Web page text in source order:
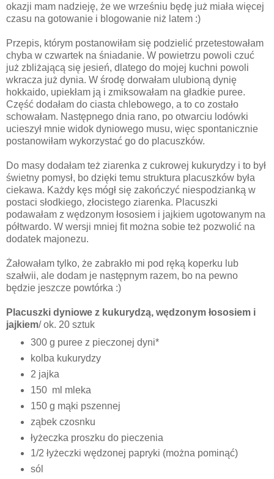
okazji mam nadzieję, że we wrześniu będę już miała więcej
czasu na gotowanie i blogowanie niż latem :)
Przepis, którym postanowiłam się podzielić przetestowałam
chyba w czwartek na śniadanie. W powietrzu powoli czuć
już zbliżającą się jesień, dlatego do mojej kuchni powoli
wkracza już dynia. W środę dorwałam ulubioną dynię
hokkaido, upiekłam ją i zmiksowałam na gładkie puree.
Część dodałam do ciasta chlebowego, a to co zostało
schowałam. Następnego dnia rano, po otwarciu lodówki
ucieszył mnie widok dyniowego musu, więc spontanicznie
postanowiłam wykorzystać go do placuszków.
Do masy dodałam też ziarenka z cukrowej kukurydzy i to był
świetny pomysł, bo dzięki temu struktura placuszków była
ciekawa. Każdy kęs mógł się zakończyć niespodzianką w
postaci słodkiego, złocistego ziarenka. Placuszki
podawałam z wędzonym łososiem i jajkiem ugotowanym na
półtwardo. W wersji mniej fit można sobie też pozwolić na
dodatek majonezu.
Żałowałam tylko, że zabrakło mi pod ręką koperku lub
szałwii, ale dodam je następnym razem, bo na pewno
będzie jeszcze powtórka :)
Placuszki dyniowe z kukurydzą, wędzonym łososiem i
jajkiem/ ok. 20 sztuk
300 g puree z pieczonej dyni*
kolba kukurydzy
2 jajka
150 ml mleka
150 g mąki pszennej
ząbek czosnku
łyżeczka proszku do pieczenia
1/2 łyżeczki wędzonej papryki (można pominąć)
sól